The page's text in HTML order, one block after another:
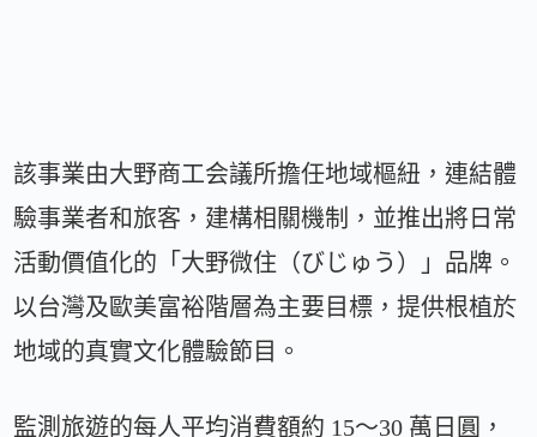
該事業由大野商工会議所擔任地域樞紐，連結體
驗事業者和旅客，建構相關機制，並推出將日常
活動價值化的「大野微住（びじゅう）」品牌。
以台灣及歐美富裕階層為主要目標，提供根植於
地域的真實文化體驗節目。
監測旅遊的每人平均消費額約 15～30 萬日圓，